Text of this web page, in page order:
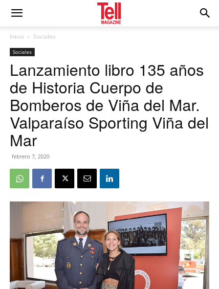
Inicio Sociales
Sociales
Lanzamiento libro 135 años
de Historia Cuerpo de
Bomberos de Viña del Mar.
Valparaíso Sporting Viña del
Mar
febrero 7, 2020